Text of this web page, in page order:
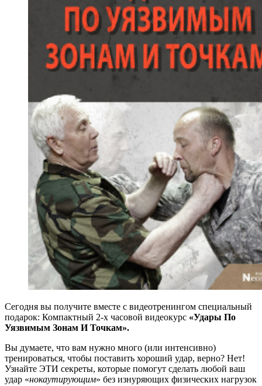
Сегодня вы получите вместе с видеотренингом специальный
подарок: Компактный 2-х часовой видеокурс «Удары По
Уязвимым Зонам И Точкам».
Вы думаете, что вам нужно много (или интенсивно)
тренироваться, чтобы поставить хороший удар, верно? Нет!
Узнайте ЭТИ секреты, которые помогут сделать любой ваш
удар «нокаутирующим» без изнуряющих физических нагрузок